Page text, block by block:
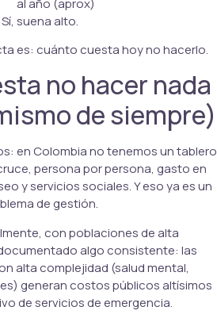
Sí, suena alto.
es: cuánto cuesta hoy no hacerlo.
no hacer nada
de siempre)
en Colombia no tenemos un tablero
persona por persona, gasto en
y servicios sociales. Y eso ya es un
de gestión.
con poblaciones de alta
algo consistente: las
alta complejidad (salud mental,
generan costos públicos altísimos
de servicios de emergencia.